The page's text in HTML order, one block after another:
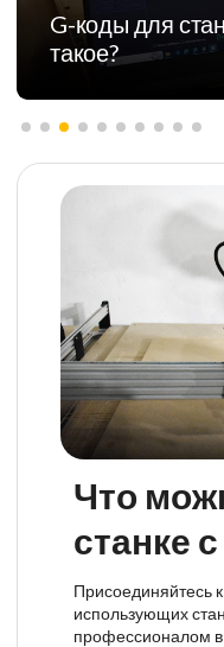
ТОП-5
фрезерных
Что
станке
Присоединяйтесь
использующих
профессионалом